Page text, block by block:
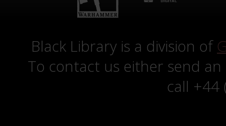
Black Library is a division of
To contact us either send
call +44